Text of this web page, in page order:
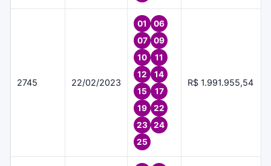
2745 22/02/2023
01
06
07
09
10
11
12
14
15
17
19
22
23
24
25
R$ 1.991.955,54